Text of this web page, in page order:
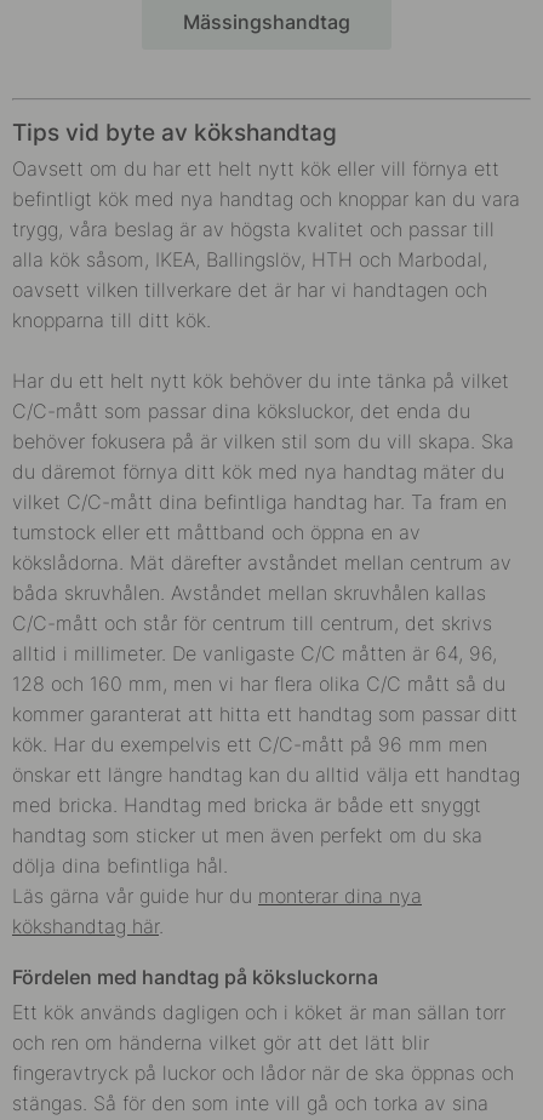
Mässingshandtag
Tips vid byte av kökshandtag
Oavsett om du har ett helt nytt kök eller vill förnya ett
befintligt kök med nya handtag och knoppar kan du vara
trygg, våra beslag är av högsta kvalitet och passar till
alla kök såsom, IKEA, Ballingslöv, HTH och Marbodal,
oavsett vilken tillverkare det är har vi handtagen och
knopparna till ditt kök.
Har du ett helt nytt kök behöver du inte tänka på vilket
C/C-mått som passar dina köksluckor, det enda du
behöver fokusera på är vilken stil som du vill skapa. Ska
du däremot förnya ditt kök med nya handtag mäter du
vilket C/C-mått dina befintliga handtag har. Ta fram en
tumstock eller ett måttband och öppna en av
kökslådorna. Mät därefter avståndet mellan centrum av
båda skruvhålen. Avståndet mellan skruvhålen kallas
C/C-mått och står för centrum till centrum, det skrivs
alltid i millimeter. De vanligaste C/C måtten är 64, 96,
128 och 160 mm, men vi har flera olika C/C mått så du
kommer garanterat att hitta ett handtag som passar ditt
kök. Har du exempelvis ett C/C-mått på 96 mm men
önskar ett längre handtag kan du alltid välja ett handtag
med bricka. Handtag med bricka är både ett snyggt
handtag som sticker ut men även perfekt om du ska
dölja dina befintliga hål.
Läs gärna vår guide hur du monterar dina nya
kökshandtag här.
Fördelen med handtag på köksluckorna
Ett kök används dagligen och i köket är man sällan torr
och ren om händerna vilket gör att det lätt blir
fingeravtryck på luckor och lådor när de ska öppnas och
stängas. Så för den som inte vill gå och torka av sina